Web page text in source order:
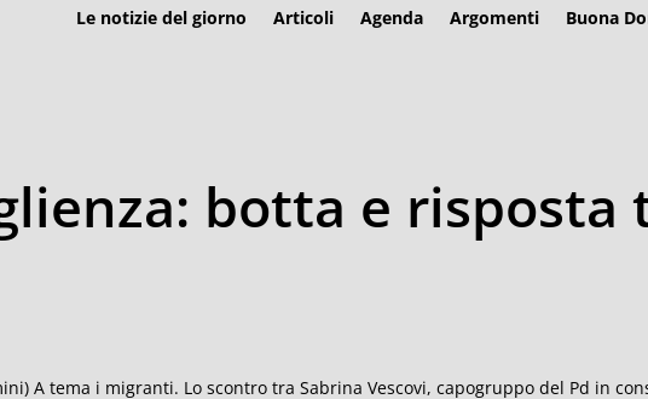
Le notizie del giorno Articoli Agenda Argomenti Buona
botta e risposta
A tema i migranti. Lo scontro tra Sabrina Vescovi, capogruppo del Pd in